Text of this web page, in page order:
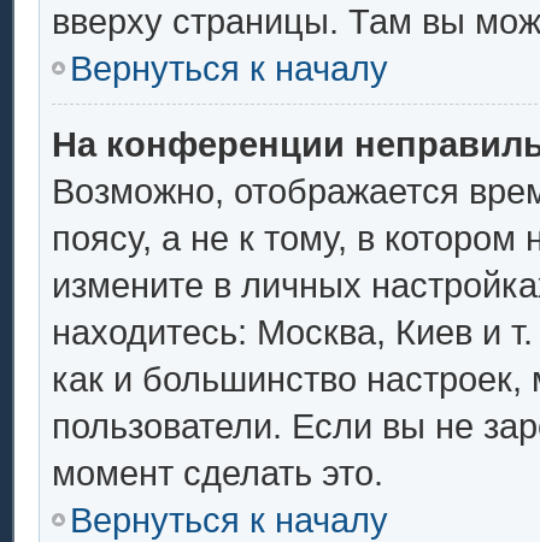
вверху страницы. Там вы
Вернуться к началу
На конференции
Возможно, отображается
поясу, а не к тому, в
измените в личных
находитесь: Москва, Киев и
как и большинство настроек,
пользователи. Если вы не
момент сделать это.
Вернуться к началу